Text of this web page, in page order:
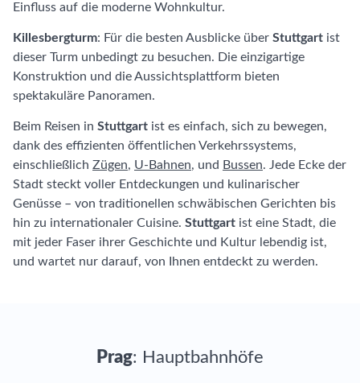
Einfluss auf die moderne Wohnkultur.
Killesbergturm: Für die besten Ausblicke über Stuttgart ist
dieser Turm unbedingt zu besuchen. Die einzigartige
Konstruktion und die Aussichtsplattform bieten
spektakuläre Panoramen.
Beim Reisen in Stuttgart ist es einfach, sich zu bewegen,
dank des effizienten öffentlichen Verkehrssystems,
einschließlich Zügen, U-Bahnen, und Bussen. Jede Ecke der
Stadt steckt voller Entdeckungen und kulinarischer
Genüsse – von traditionellen schwäbischen Gerichten bis
hin zu internationaler Cuisine. Stuttgart ist eine Stadt, die
mit jeder Faser ihrer Geschichte und Kultur lebendig ist,
und wartet nur darauf, von Ihnen entdeckt zu werden.
Prag: Hauptbahnhöfe